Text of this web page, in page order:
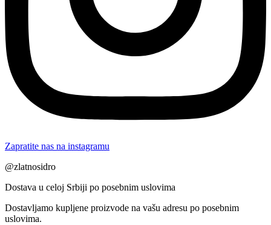
Zapratite nas na instagramu
@zlatnosidro
Dostava u celoj Srbiji po posebnim uslovima
Dostavljamo kupljene proizvode na vašu adresu po posebnim
uslovima.